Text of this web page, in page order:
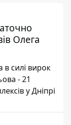
Олега
силі вирок
- 21
у Дніпрі